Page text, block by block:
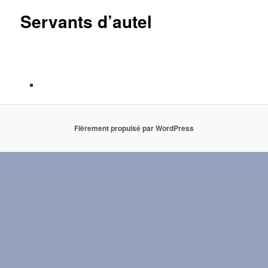
Servants d’autel
Fièrement propulsé par WordPress